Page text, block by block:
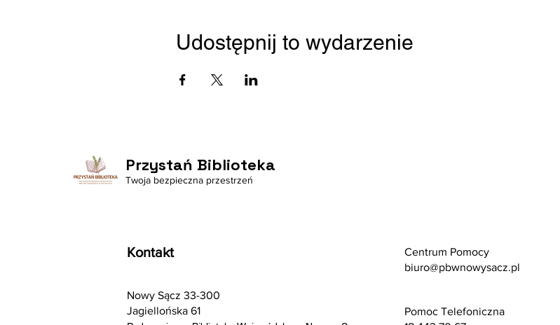
Udostępnij to wydarzenie
Przystań Biblioteka
Twoja bezpieczna przestrzeń
Kontakt
Nowy Sącz 33-300
Jagiellońska 61
Centrum Pomocy
biuro@pbwnowysacz.pl
Pomoc Telefoniczna